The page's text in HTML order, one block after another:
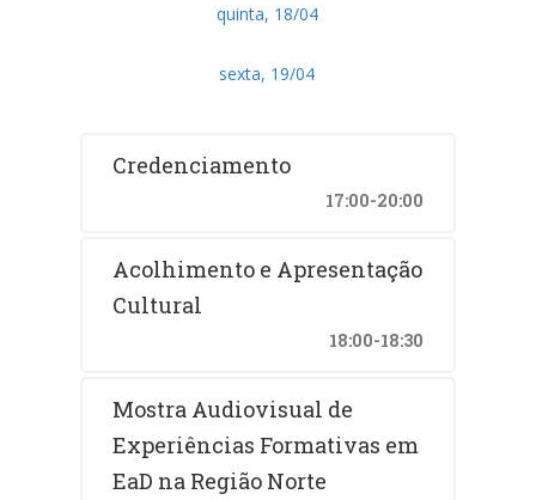
quinta, 18/04
sexta, 19/04
Credenciamento
17:00-20:00
Acolhimento e Apresentação
Cultural
18:00-18:30
Mostra Audiovisual de
Experiências Formativas em
EaD na Região Norte